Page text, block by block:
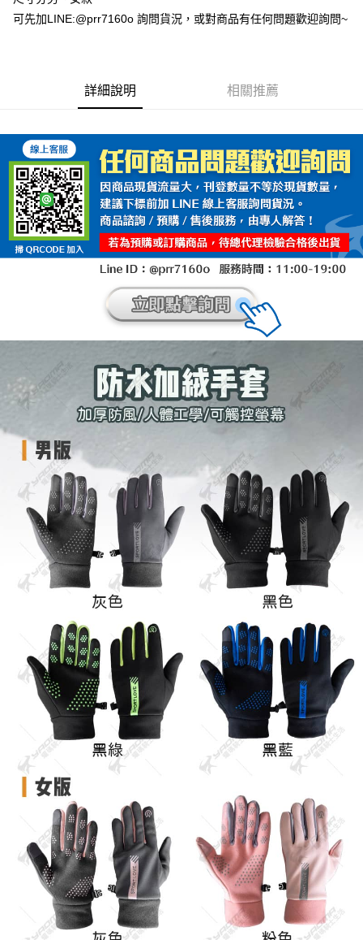
全家取貨付款(安全帽一頂以上請選宅配)
每筆NT$60，滿NT$1,000(含以上)免運費
每筆NT$100，滿NT$1,000(含以上)免運費
可先加LINE:@prr7160o 詢問貨況，或對商品有任何問題歡迎詢問~
詳細說明 相關推薦